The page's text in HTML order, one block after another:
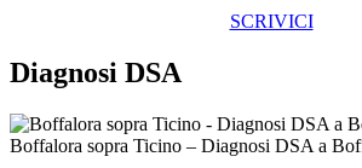
SCRIVICI
Diagnosi DSA
Boffalora sopra Ticino – Diagnosi DSA a